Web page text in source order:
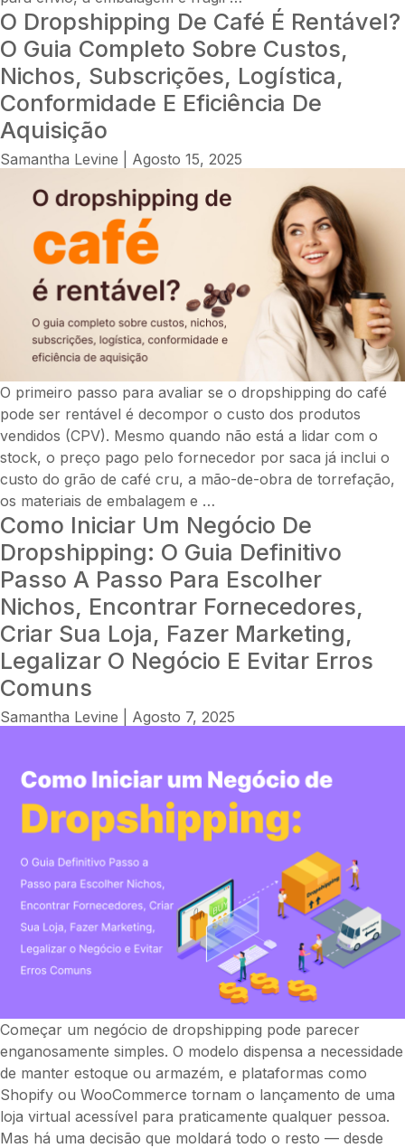
dropshipping
de
perfumes
é
rentável?
completo
2026
sobre
margens,
fornecimento,
expedição,
comercialização
dimensionamento
O Dropshipping De Café É Rentável?
O Guia Completo Sobre Custos,
Nichos, Subscrições, Logística,
Conformidade E Eficiência De
Aquisição
Samantha Levine Agosto 15, 2025
O primeiro passo para avaliar se o dropshipping do café
pode ser rentável é decompor o custo dos produtos
vendidos (CPV). Mesmo quando não está a lidar com o
stock, o preço pago pelo fornecedor por saca já inclui o
custo do grão de café cru, a mão-de-obra de torrefação,
os materiais de embalagem e …
dropshipping
de
café
é
rentável?
O
guia
completo
custos,
logística,
conformidade
e
eficiência
aquisição
Como Iniciar Um Negócio De
Dropshipping: O Guia Definitivo
Passo A Passo Para Escolher
Nichos, Encontrar Fornecedores,
Criar Sua Loja, Fazer Marketing,
Legalizar O Negócio E Evitar Erros
Comuns
Samantha Levine Agosto 7, 2025
Começar um negócio de dropshipping pode parecer
enganosamente simples. O modelo dispensa a necessidade
de manter estoque ou armazém, e plataformas como
Shopify ou WooCommerce tornam o lançamento de uma
loja virtual acessível para praticamente qualquer pessoa.
Mas há uma decisão que moldará todo o resto — desde